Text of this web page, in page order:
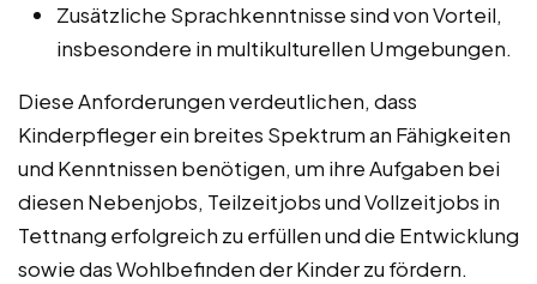
Zusätzliche Sprachkenntnisse sind von Vorteil,
insbesondere in multikulturellen Umgebungen.
Diese Anforderungen verdeutlichen, dass
Kinderpfleger ein breites Spektrum an Fähigkeiten
und Kenntnissen benötigen, um ihre Aufgaben bei
diesen Nebenjobs, Teilzeitjobs und Vollzeitjobs in
Tettnang erfolgreich zu erfüllen und die Entwicklung
sowie das Wohlbefinden der Kinder zu fördern.